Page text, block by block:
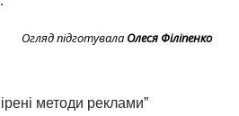
Огляд підготувала Олеся Філіпенко
методи реклами”